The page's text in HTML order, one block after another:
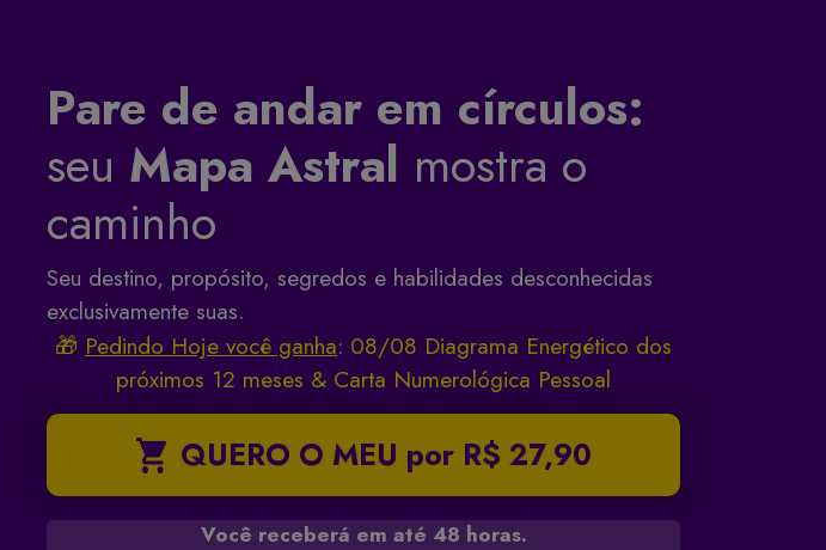
Pare de andar em círculos:
seu Mapa Astral mostra o
caminho
Seu destino, propósito, segredos e habilidades desconhecidas
exclusivamente suas.
🎁 Pedindo Hoje você ganha: 08/08 Diagrama Energético dos
próximos 12 meses & Carta Numerológica Pessoal
QUERO O MEU por R$ 27,90
Você receberá em até 48 horas.